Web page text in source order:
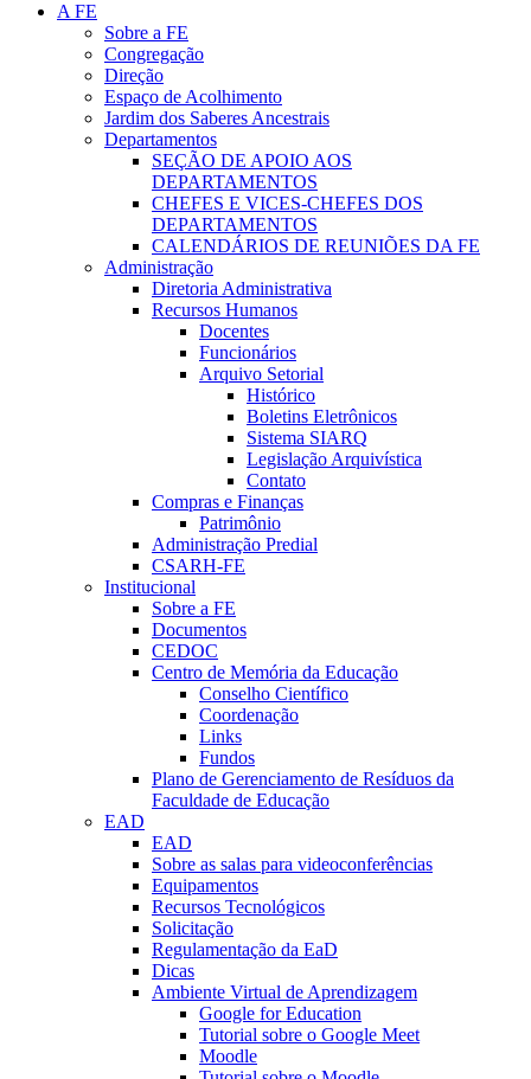
A FE
Sobre a FE
Congregação
Direção
Espaço de Acolhimento
Jardim dos Saberes Ancestrais
Departamentos
SEÇÃO DE APOIO AOS
DEPARTAMENTOS
CHEFES E VICES-CHEFES DOS
DEPARTAMENTOS
CALENDÁRIOS DE REUNIÕES DA FE
Administração
Diretoria Administrativa
Recursos Humanos
Docentes
Funcionários
Arquivo Setorial
Histórico
Boletins Eletrônicos
Sistema SIARQ
Legislação Arquivística
Contato
Compras e Finanças
Patrimônio
Administração Predial
CSARH-FE
Institucional
Sobre a FE
Documentos
CEDOC
Centro de Memória da Educação
Conselho Científico
Coordenação
Links
Fundos
Plano de Gerenciamento de Resíduos da
Faculdade de Educação
EAD
EAD
Sobre as salas para videoconferências
Equipamentos
Recursos Tecnológicos
Solicitação
Regulamentação da EaD
Dicas
Ambiente Virtual de Aprendizagem
Google for Education
Tutorial sobre o Google Meet
Moodle